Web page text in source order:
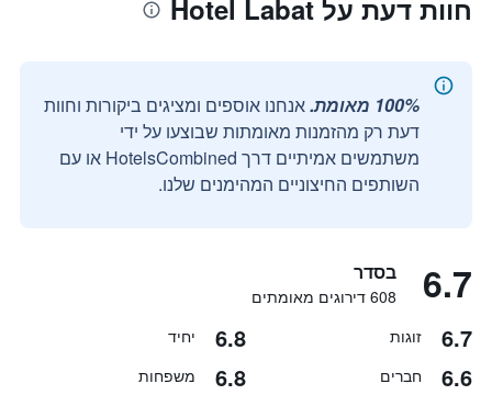
חוות דעת על Hotel Labat
100% מאומת.
אנחנו אוספים ומציגים ביקורות וחוות
דעת רק מהזמנות מאומתות שבוצעו על ידי
משתמשים אמיתיים דרך HotelsCombined או עם
השותפים החיצוניים המהימנים שלנו.
6.7 בסדר
608 דירוגים מאומתים
6.7 זוגות 6.8 יחיד
6.6 חברים 6.8 משפחות